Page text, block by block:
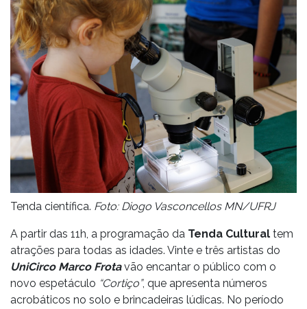
Tenda científica. Foto: Diogo Vasconcellos MN/UFRJ
A partir das 11h, a programação da Tenda Cultural tem
atrações para todas as idades. Vinte e três artistas do
UniCirco Marco Frotavão encantar o público com o
novo espetáculo “Cortiço”, que apresenta números
acrobáticos no solo e brincadeiras lúdicas. No período